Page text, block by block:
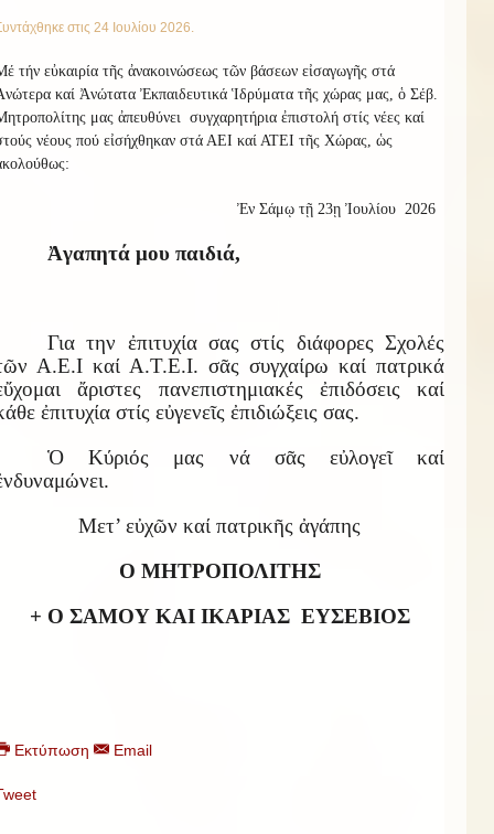
στις 24 Ιουλίου 2026.
τήν εὐκαιρία τῆς ἀνακοινώσεως τῶν βάσεων εἰσαγωγῆς στά
καί Ἀνώτατα Ἐκπαιδευτικά Ἱδρύματα τῆς χώρας μας, ὁ Σέβ.
μας ἀπευθύνει συγχαρητήρια ἐπιστολή στίς νέες καί
νέους πού εἰσήχθηκαν στά ΑΕΙ καί ΑΤΕΙ τῆς Χώρας, ὡς
Ἐν Σάμῳ τῇ 23ῃ Ἰουλίου 2026
Ἀγαπητά μου παιδιά,
Για την ἐπιτυχία σας στίς διάφορες Σχολές
Α.Ε.Ι καί Α.Τ.Ε.Ι. σᾶς συγχαίρω καί πατρικά
ἄριστες πανεπιστημιακές ἐπιδόσεις καί
ἐπιτυχία στίς εὐγενεῖς ἐπιδιώξεις σας.
Ὁ Κύριός μας νά σᾶς εὐλογεῖ καί
Μετ’ εὐχῶν καί πατρικῆς ἀγάπης
Ο ΜΗΤΡΟΠΟΛΙΤΗΣ
+ Ο ΣΑΜΟΥ ΚΑΙ ΙΚΑΡΙΑΣ ΕΥΣΕΒΙΟΣ
Εκτύπωση Email